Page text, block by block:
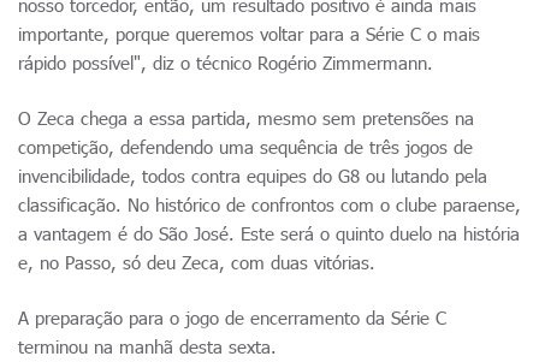
nosso torcedor, então, um resultado positivo é ainda mais
importante, porque queremos voltar para a Série C o mais
rápido possível", diz o técnico Rogério Zimmermann.
O Zeca chega a essa partida, mesmo sem pretensões na
competição, defendendo uma sequência de três jogos de
invencibilidade, todos contra equipes do G8 ou lutando pela
classificação. No histórico de confrontos com o clube paraense,
a vantagem é do São José. Este será o quinto duelo na história
e, no Passo, só deu Zeca, com duas vitórias.
A preparação para o jogo de encerramento da Série C
terminou na manhã desta sexta.